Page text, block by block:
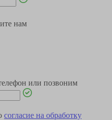
нам
или позвоним
согласие на обработку